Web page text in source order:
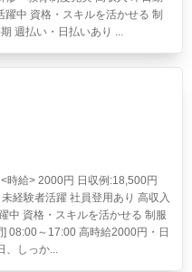
中 資格・スキルを活かせる 制
週払い・日払いあり ...
時給> 2000円 日収例:18,500円
経験者活躍 社員登用あり 高収入
中 資格・スキルを活かせる 制服
08:00～17:00 高時給2000円・日
、しっか...